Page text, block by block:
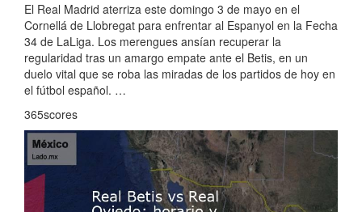
El Real Madrid aterriza este domingo 3 de mayo en el
Cornellá de Llobregat para enfrentar al Espanyol en la Fecha
34 de LaLiga. Los merengues ansían recuperar la
regularidad tras un amargo empate ante el Betis, en un
duelo vital que se roba las miradas de los partidos de hoy en
el fútbol español. …
365scores